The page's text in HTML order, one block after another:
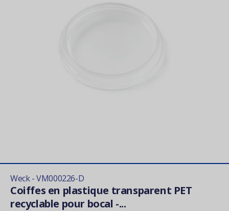
Weck - VM000226-D
Coiffes en plastique transparent PET
recyclable pour bocal -...